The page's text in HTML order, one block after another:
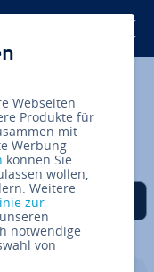
kon­fi­gu­
teilen
teilen
LinkedIn teilen
Als be­vor­zug­te Quelle
auf Google hin­zu­fü­gen
Webseiten
Produkte für
mit
Werbung
können Sie
wollen,
Weitere
zur
notwendige
von